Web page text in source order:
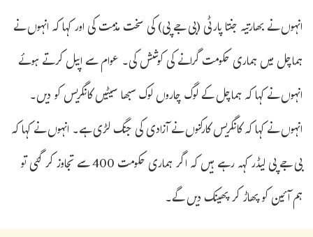
انہوں نے بھارتیہ جنتا پارٹی (بی جے پی) کی سخت مذمت کی اور کہا کہ انہوں نے
ہماچل میں ہماری حکومت گرانے کی کوشش کی۔ عوام سے اپیل کرتے ہوئے
انہوں نے کہا کہ ہماچل کے لوگ چاروں لوک سبھا سیٹیں کانگریس کو دیں۔
انہوں نے کہا کہ کانگریس کارکنوں نے آزادی کی جنگ لڑی ہے۔ انہوں نے کہا کہ
بی جے پی لیڈر کہہ رہے ہیں کہ اگر ہماری حکومت 400 سے تجاوز کر گئی تو
ہم آئین کو پھاڑ کر پھینک دیں گے۔